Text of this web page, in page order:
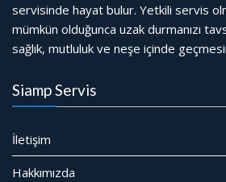
servisinde hayat bulur. Yetkili servis
mümkün olduğunca uzak durmanızı
sağlık, mutluluk ve neşe içinde
Siamp Servis
İletişim
Hakkımızda